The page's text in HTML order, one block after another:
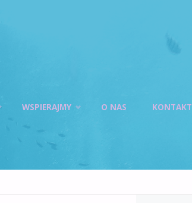
WSPIERAJMY O NAS KONTAKT